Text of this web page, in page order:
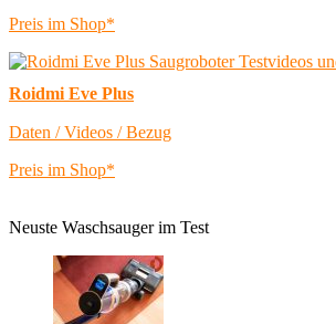
Preis im Shop*
Roidmi Eve Plus
Daten / Videos / Bezug
Preis im Shop*
Neuste Waschsauger im Test